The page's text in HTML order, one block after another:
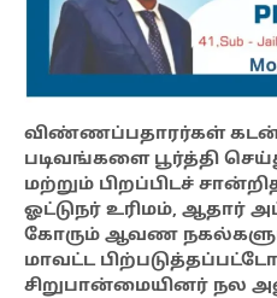
விண்ணப்பதாரர்கள்
படிவங்களை பூர்த்தி
மற்றும் பிறப்பிடச்
ஓட்டுநர் உரிமம், ஆதார்
கோரும் ஆவண
மாவட்ட
சிறுபான்மையினர் நல